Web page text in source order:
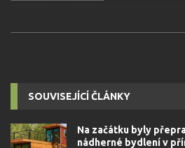
SOUVISEJÍCÍ ČLÁNKY
Na začátku byly
nádherné bydlení v